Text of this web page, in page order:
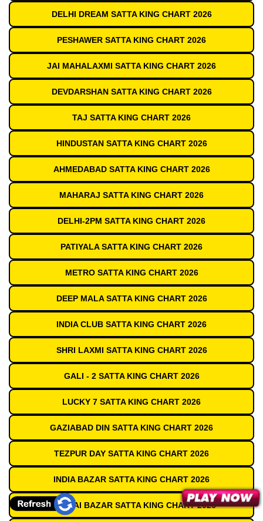
DELHI DREAM SATTA KING CHART 2026
PESHAWER SATTA KING CHART 2026
JAI MAHALAXMI SATTA KING CHART 2026
DEVDARSHAN SATTA KING CHART 2026
TAJ SATTA KING CHART 2026
HINDUSTAN SATTA KING CHART 2026
AHMEDABAD SATTA KING CHART 2026
MAHARAJ SATTA KING CHART 2026
DELHI-2PM SATTA KING CHART 2026
PATIYALA SATTA KING CHART 2026
METRO SATTA KING CHART 2026
DEEP MALA SATTA KING CHART 2026
INDIA CLUB SATTA KING CHART 2026
SHRI LAXMI SATTA KING CHART 2026
GALI - 2 SATTA KING CHART 2026
LUCKY 7 SATTA KING CHART 2026
GAZIABAD DIN SATTA KING CHART 2026
TEZPUR DAY SATTA KING CHART 2026
INDIA BAZAR SATTA KING CHART 2026
MUMBAI BAZAR SATTA KING CHART 2026